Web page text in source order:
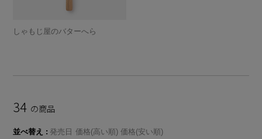
しゃもじ屋のバターへら
34 の商品
並べ替え 発売日 価格(高い順) 価格(安い順)